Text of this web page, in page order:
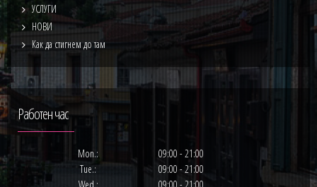
УСЛУГИ
НОВИ
Как да стигнем до там
Работен час
Mon.:
09:00 - 21:00
Tue.:
09:00 - 21:00